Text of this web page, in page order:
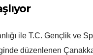
ile T.C. Gençlik ve
düzenlenen